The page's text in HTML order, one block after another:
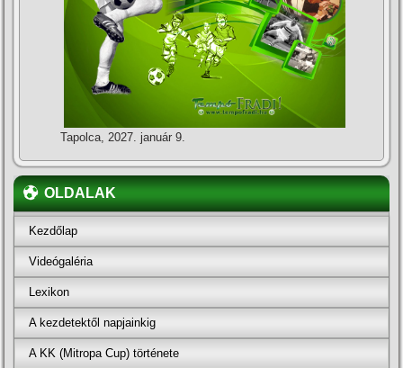
Tapolca, 2027. január 9.
OLDALAK
Kezdőlap
Videógaléria
Lexikon
A kezdetektől napjainkig
A KK (Mitropa Cup) története